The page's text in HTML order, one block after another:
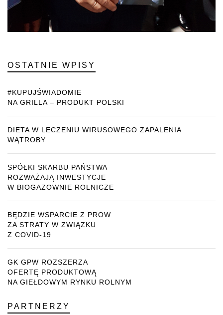
OSTATNIE WPISY
#KUPUJŚWIADOMIE
NA GRILLA – PRODUKT POLSKI
DIETA W LECZENIU WIRUSOWEGO ZAPALENIA
WĄTROBY
SPÓŁKI SKARBU PAŃSTWA
ROZWAŻAJĄ INWESTYCJE
W BIOGAZOWNIE ROLNICZE
BĘDZIE WSPARCIE Z PROW
ZA STRATY W ZWIĄZKU
Z COVID-19
GK GPW ROZSZERZA
OFERTĘ PRODUKTOWĄ
NA GIEŁDOWYM RYNKU ROLNYM
PARTNERZY